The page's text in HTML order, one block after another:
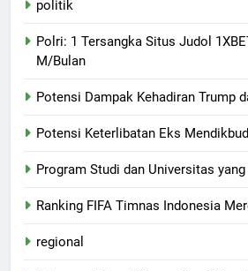
politik
Polri: 1 Tersangka Situs Judol
M/Bulan
Potensi Dampak Kehadiran Trump
Potensi Keterlibatan Eks Mendikbud
Program Studi dan Universitas
Ranking FIFA Timnas Indonesia
regional